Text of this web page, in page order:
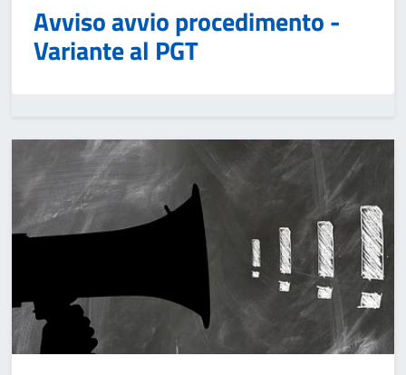
Avviso avvio procedimento -
Variante al PGT